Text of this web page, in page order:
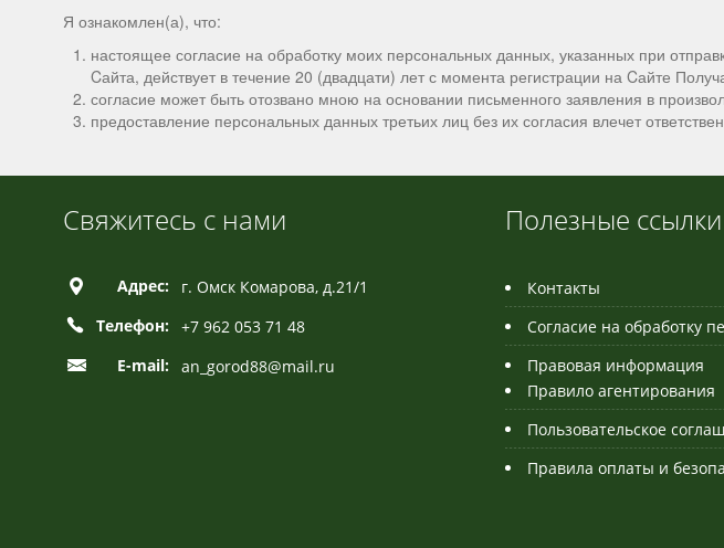
Я ознакомлен(а), что:
настоящее согласие на обработку моих персональных данных, указанных при
Cайта, действует в течение 20 (двадцати) лет с момента регистрации на Cайте
согласие может быть отозвано мною на основании письменного заявления в
предоставление персональных данных третьих лиц без их согласия влечет
Свяжитесь с нами
Адрес:
г. Омск Комарова, д.21/1
Телефон: +7 962 053 71 48
E-mail: an_gorod88@mail.ru
Полезные ссылки
Контакты
Согласие на обработку
Правовая информация
Правило агентирования
Пользовательское
Правила оплаты и